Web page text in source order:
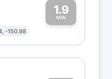
-150.98
1.9
MW1